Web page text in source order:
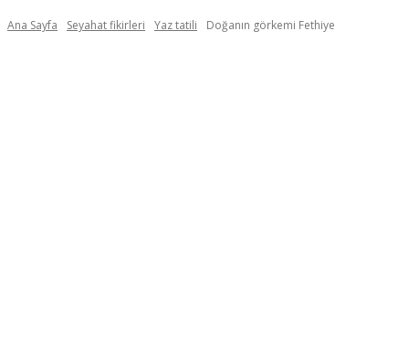
Ana Sayfa Seyahat fikirleri Yaz tatili Doğanın görkemi Fethiye